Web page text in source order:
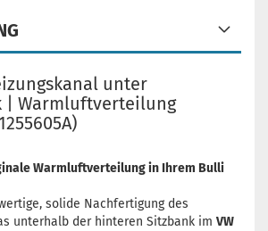
unter
| Warmluftverteilung
Warmluftverteilung in Ihrem Bulli
solide Nachfertigung des
unterhalb der hinteren Sitzbank im VW